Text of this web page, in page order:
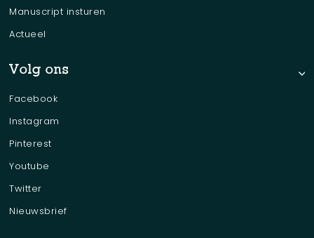
Manuscript insturen
Actueel
Volg ons
Facebook
Instagram
Pinterest
Youtube
Twitter
Nieuwsbrief